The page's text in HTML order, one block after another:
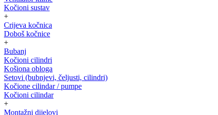
Kočioni sustav
+
Crijeva kočnica
Doboš kočnice
+
Bubanj
Kočioni cilindri
Košiona obloga
Setovi (bubnjevi, čeljusti, cilindri)
Kočione cilindar / pumpe
Kočioni cilindar
+
Montažni dijelovi